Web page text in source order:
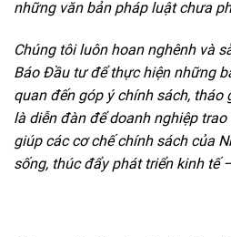
những văn bản pháp luật chưa
Chúng tôi luôn hoan nghênh và
Báo Đầu tư để thực hiện những
quan đến góp ý chính sách,
là diễn đàn để doanh nghiệp
giúp các cơ chế chính sách của
sống, thúc đẩy phát triển kinh tế